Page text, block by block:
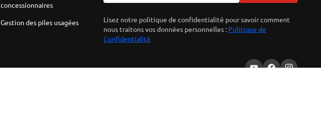
concessionnaires
Gestion des piles usagées
Lisez notre politique de confidentialité pour savoir comment
nous traitons vos données personnelles : Politique de
Confidentialité